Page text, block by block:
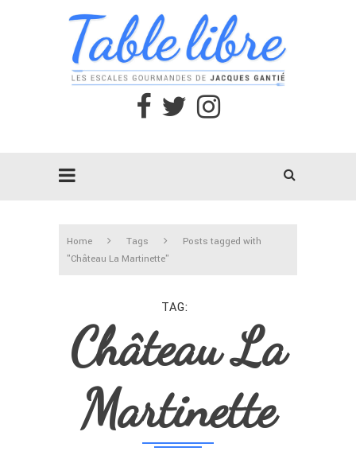
Home Tags
Posts tagged with
"Château La Martinette"
TAG
Château La
Martinette